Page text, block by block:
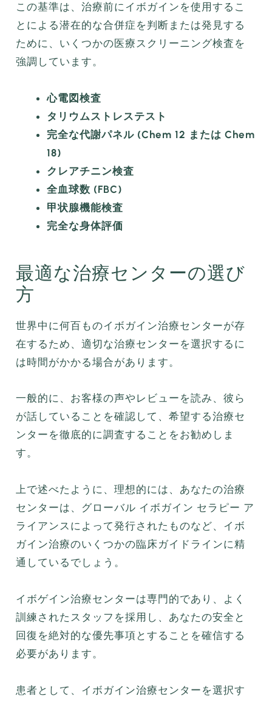
この基準は、治療前にイボガインを使用するこ
とによる潜在的な合併症を判断または発見する
ために、いくつかの医療スクリーニング検査を
強調しています。
心電図検査
タリウムストレステスト
完全な代謝パネル (Chem 12 または Chem
18)
クレアチニン検査
全血球数 (FBC)
甲状腺機能検査
完全な身体評価
最適な治療センターの選び
方
世界中に何百ものイボガイン治療センターが存
在するため、適切な治療センターを選択するに
は時間がかかる場合があります。
一般的に、お客様の声やレビューを読み、彼ら
が話していることを確認して、希望する治療セ
ンターを徹底的に調査することをお勧めしま
す。
上で述べたように、理想的には、あなたの治療
センターは、グローバル イボガイン セラピー ア
ライアンスによって発行されたものなど、イボ
ガイン治療のいくつかの臨床ガイドラインに精
通しているでしょう。
イボゲイン治療センターは専門的であり、よく
訓練されたスタッフを採用し、あなたの安全と
回復を絶対的な優先事項とすることを確信する
必要があります。
患者として、イボガイン治療センターを選択す